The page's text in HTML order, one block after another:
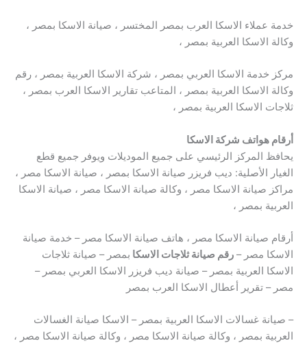
خدمة عملاء الاسكا العرب بمصر المختسر ، صيانة الاسكا بمصر ،
وكالة الاسكا العربية بمصر ،
مركز خدمة الاسكا العربي بمصر ، شركة الاسكا العربية بمصر ، رقم
وكالة الاسكا العربية بمصر ، المتاعب تقارير الاسكا العرب بمصر ،
ثلاجات الاسكا العربية بمصر ،
أرقام هواتف شركة الاسكا
يحافظ المركز الرئيسي على جميع الموديلات ويوفر جميع قطع
الغيار الأصلية: ديب فريزر صيانة الاسكا بمصر ، صيانة الاسكا مصر ،
مراكز صيانة الاسكا مصر ، وكالة صيانة الاسكا مصر ، صيانة الاسكا
العربية بمصر ،
أرقام صيانة الاسكا مصر ، هاتف صيانة الاسكا مصر – خدمة صيانة
الاسكا مصر – رقم صيانة ثلاجات الاسكا بمصر – صيانة ثلاجات
الاسكا العربية بمصر – صيانة ديب فريزر الاسكا العربي بمصر –
مصر – تقرير أعطال الاسكا العرب بمصر
– صيانة غسالات الاسكا العربية بمصر – الاسكا صيانة الغسالات
العربية بمصر ، وكالة صيانة الاسكا مصر ، وكالة صيانة الاسكا مصر ،